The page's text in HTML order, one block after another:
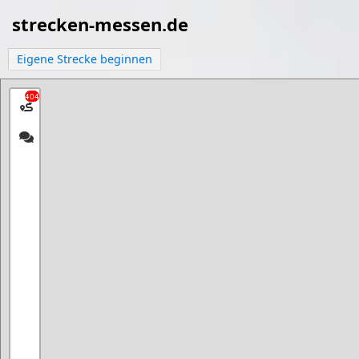
strecken-messen.de
Eigene Strecke beginnen
404